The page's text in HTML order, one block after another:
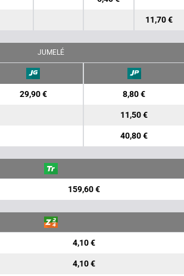
11,70 €
JUMELÉ
29,90 € 8,80 €
11,50 €
40,80 €
159,60 €
4,10 €
4,10 €